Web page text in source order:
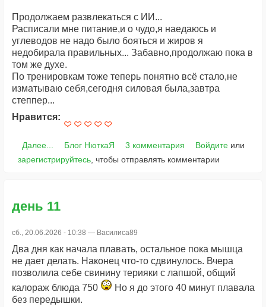
Продолжаем развлекаться с ИИ...
Расписали мне питание,и о чудо,я наедаюсь и
углеводов не надо было бояться и жиров я
недобирала правильных... Забавно,продолжаю пока в
том же духе.
По тренировкам тоже теперь понятно всё стало,не
изматываю себя,сегодня силовая была,завтра
степпер...
Нравится:
Далее... Блог НюткаЯ 3 комментария Войдитеили
зарегистрируйтесь , чтобы отправлять комментарии
день 11
сб., 20.06.2026 - 10:38 — Василиса89
Два дня как начала плавать, остальное пока мышца
не дает делать. Наконец что-то сдвинулось. Вчера
позволила себе свинину терияки с лапшой, общий
калораж блюда 750
Но я до этого 40 минут плавала
без передышки.